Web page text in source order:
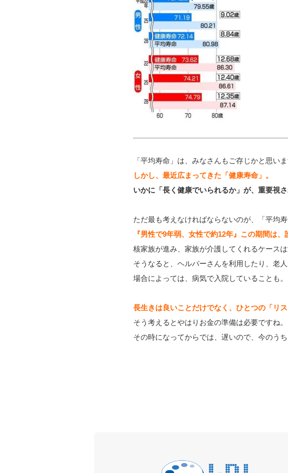
「平均寿命」は、みなさんもご存じかと思いま
しかし、最近広まってきた「健康寿命」。
いかに「長く健康でいられるか」が、重要視さ
ただ最も考えなければならないのが、「平均
『男性で9年弱、女性で約12年』この期間は
核家族が進み、家族が介護してくれるケースは
そうなると、ヘルパーさんを利用したり、老
場合によっては、病気で入院していることも。
長生きは良いことだけでなく、ひとつの「リス
そう考えるとやはりお金の準備は必要ですね。
その時になってからでは、遅いので、今のう